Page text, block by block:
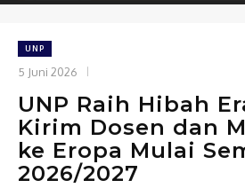
UNP
5 Juni 2026
UNP Raih Hibah
Kirim Dosen dan
ke Eropa Mulai
2026/2027